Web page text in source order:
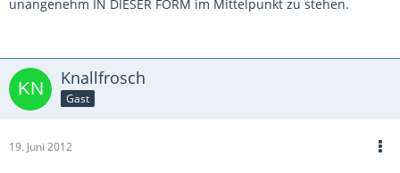
unangenehm IN DIESER FORM im Mittelpunkt zu stehen.
Knallfrosch
Gast
19. Juni 2012